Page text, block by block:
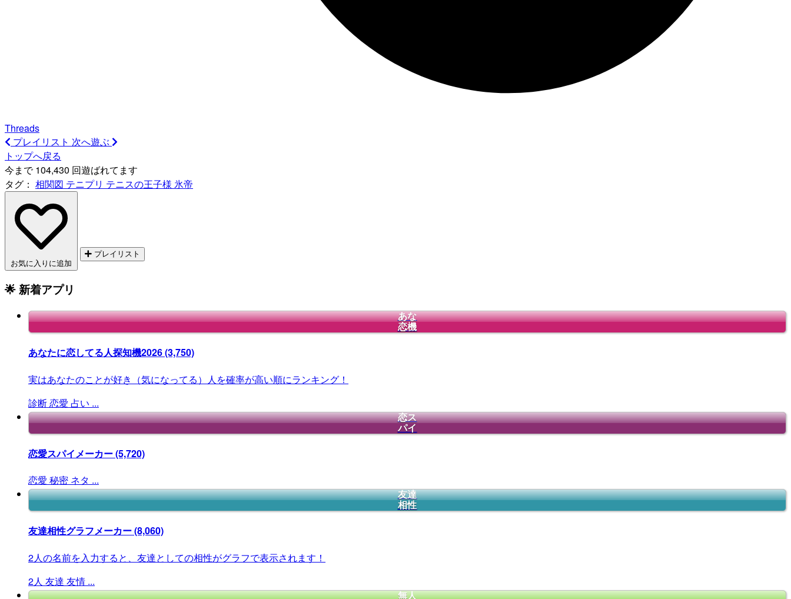
Threads
プレイリスト 次へ遊ぶ
トップへ戻る
今まで 104,430 回遊ばれてます
タグ： 相関図 テニプリ テニスの王子様 氷帝
お気に入りに追加
プレイリスト
🌟 新着アプリ
あな
恋機
あなたに恋してる人探知機2026(3,750)
実はあなたのことが好き（気になってる）人を確率が高い順にランキング！
診断恋愛 占い ...
恋ス
パイ
恋愛スパイメーカー(5,720)
恋愛 秘密 ネタ ...
友達
相性
友達相性グラフメーカー(8,060)
2人の名前を入力すると、友達としての相性がグラフで表示されます！
2人 友達 友情 ...
無人